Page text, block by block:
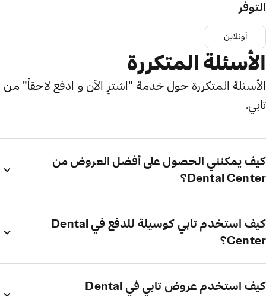
التوفر
أونلاين
الأسئلة المتكررة
الأسئلة المتكررة حول خدمة "اشترِ الآن و ادفع لاحقاً" من
تابي.
كيف يمكنني الحصول على أفضل العروض من
Dental Center؟
كيف استخدم تابي كوسيلة للدفع في Dental
Center؟
كيف استخدم عروض تابي في Dental